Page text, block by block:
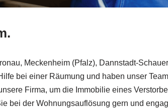
Meckenheim (Pfalz), Dannstadt-
bei einer Räumung und haben unser
Firma, um die Immobilie eines
bei der Wohnungsauflösung gern und